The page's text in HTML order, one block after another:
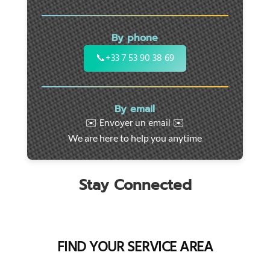
support
for
cars,
motorcycles,
and
utility
vehicles.
Fast
intervention
throughout
the
By phone
📞+33 7 53 90 38 69
By email
✉️ Envoyer un email ✉️
We are here to help you anytime
Stay Connected
FIND YOUR SERVICE AREA